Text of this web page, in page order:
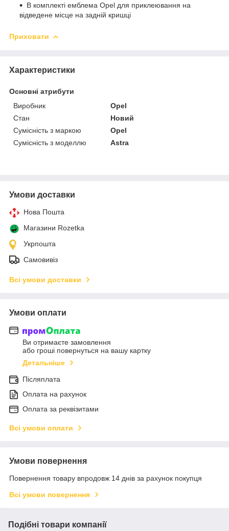
В комплекті емблема Opel для приклеювання на
відведене місце на задній кришці
Приховати
Характеристики
Основні атрибути
Виробник
Opel
Стан
Новий
Сумісність з маркою
Opel
Сумісність з моделлю
Astra
Умови доставки
Нова Пошта
Магазини Rozetka
Укрпошта
Самовивіз
Всі умови доставки
Умови оплати
Ви отримаєте замовлення
або гроші повернуться на вашу картку
Детальніше
Післяплата
Оплата на рахунок
Оплата за реквізитами
Всі умови оплати
Умови повернення
Повернення товару впродовж 14 днів за рахунок покупця
Всі умови повернення
Подібні товари компанії